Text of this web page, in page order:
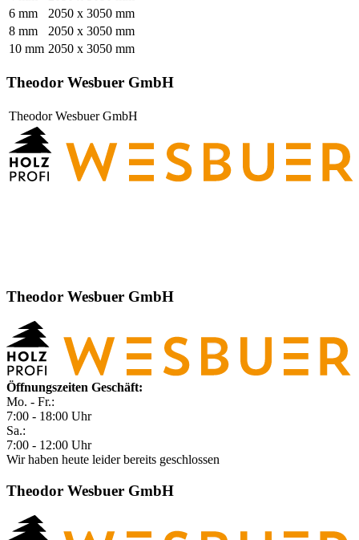
6 mm
2050 x 3050 mm
8 mm
2050 x 3050 mm
10 mm 2050 x 3050 mm
Theodor Wesbuer GmbH
Theodor Wesbuer GmbH
Theodor Wesbuer GmbH
Öffnungszeiten Geschäft:
Mo. - Fr.:
7:00 - 18:00 Uhr
Sa.:
7:00 - 12:00 Uhr
Wir haben heute leider bereits geschlossen
Theodor Wesbuer GmbH